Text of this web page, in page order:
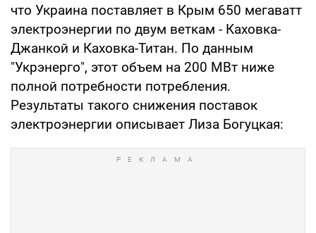
что Украина поставляет в Крым 650 мегаватт
электроэнергии по двум веткам - Каховка-
Джанкой и Каховка-Титан. По данным
"Укрэнерго", этот объем на 200 МВт ниже
полной потребности потребления.
Результаты такого снижения поставок
электроэнергии описывает Лиза Богуцкая: